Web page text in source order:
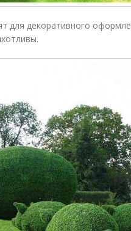
для декоративного